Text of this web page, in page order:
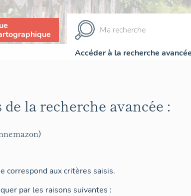
Accéder à la recherche avancée
la recherche avancée :
correspond aux critères saisis.
par les raisons suivantes :